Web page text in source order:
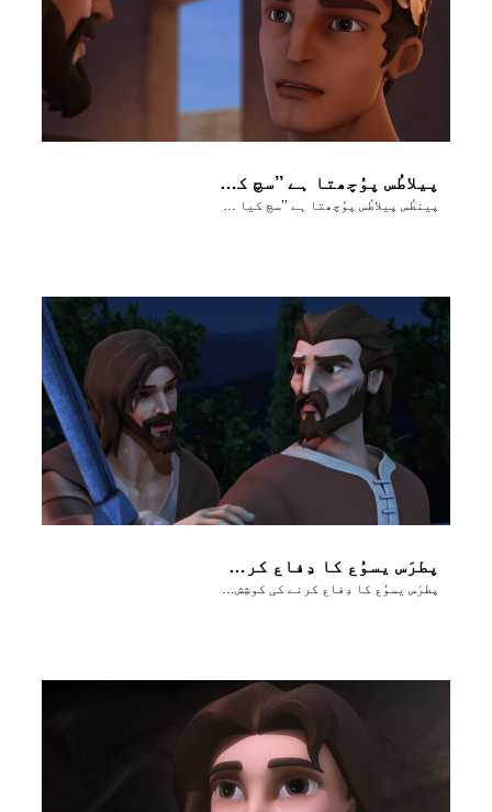
پیلاطُس پوُچھتا ہے ’’سچ کیا ہے‘‘؟
پطرَس یسوُع کا دِفاع کرنے کی کوشِش کرتا ہے
پطرَس یسوُع کا دِفاع کرنے کی کوشِش کرتا ہے